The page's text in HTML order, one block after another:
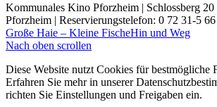
Kommunales Kino Pforzheim | Schlossberg
Pforzheim | Reservierungstelefon: 0 72 31-5
Große Haie – Kleine FischeHin und Weg
Nach oben scrollen
Diese Website nutzt Cookies für bestmögliche
Erfahren Sie mehr in unserer
richten Sie Einstellungen und Freigaben ein.